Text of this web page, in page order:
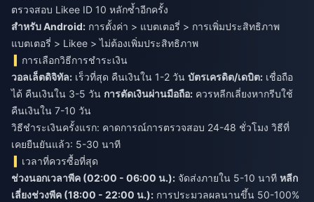
ตรวจสอบ Likee ID 10 หลักซ้ำอีกครั้ง
สำหรับ Android: การตั้งค่า > แบตเตอรี่ > การเพิ่มประสิทธิภาพ
แบตเตอรี่ > Likee > ไม่ต้องเพิ่มประสิทธิภาพ
การเลือกวิธีการชำระเงิน
วอลเล็ตดิจิทัล: เร็วที่สุด คืนเงินใน 1-2 วัน บัตรเครดิต/เดบิต: เชื่อถือ
ได้ คืนเงินใน 3-5 วัน การตัดเงินผ่านมือถือ: ควรหลีกเลี่ยงหากรีบใช้
คืนเงินใน 7-10 วัน
วิธีชำระเงินครั้งแรก: คาดการณ์การตรวจสอบ 24-48 ชั่วโมง วิธีที่
เคยยืนยันแล้ว: 5-30 นาที
เวลาที่ควรซื้อที่สุด
ช่วงนอกเวลาพีค (02:00 - 06:00 น.): จัดส่งภายใน 5-10 นาที หลีก
เลี่ยงช่วงพีค (18:00 - 22:00 น.): การประมวลผลนานขึ้น 50-100%